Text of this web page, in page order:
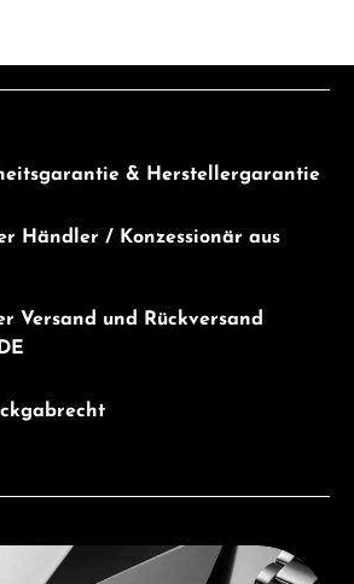
& Herstellergarantie
Händler / Konzessionär aus
Versand und Rückversand